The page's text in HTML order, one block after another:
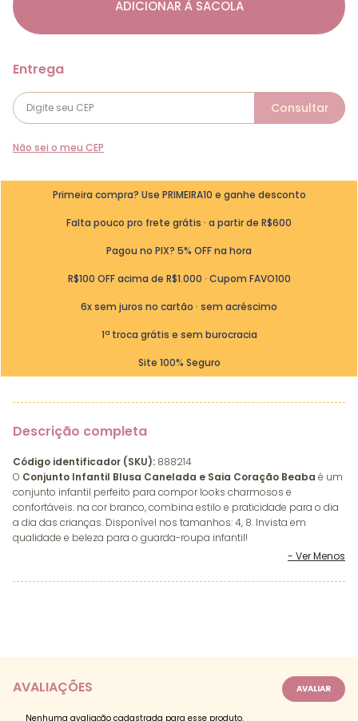
ADICIONAR À SACOLA
Não sei o meu CEP
Primeira compra? Use PRIMEIRA10 e ganhe desconto
Falta pouco pro frete grátis · a partir de R$600
Pagou no PIX? 5% OFF na hora
R$100 OFF acima de R$1.000 · Cupom FAVO100
6x sem juros no cartão · sem acréscimo
1ª troca grátis e sem burocracia
Site 100% Seguro
Descrição completa
Código identificador (SKU): 888214
O Conjunto Infantil Blusa Canelada e Saia Coração Beaba é um
conjunto infantil perfeito para compor looks charmosos e
confortáveis. na cor branco, combina estilo e praticidade para o dia
a dia das crianças. Disponível nos tamanhos: 4, 8. Invista em
qualidade e beleza para o guarda-roupa infantil!
AVALIAÇÕES
Nenhuma avaliação cadastrada para esse produto.